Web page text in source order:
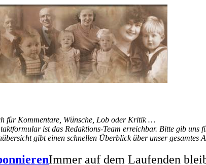
für Kommentare, Wünsche, Lob oder Kritik …
ist das Redaktions-Team erreichbar. Bitte gib uns
gibt einen schnellen Überblick über unser gesamtes
Immer auf dem Laufenden